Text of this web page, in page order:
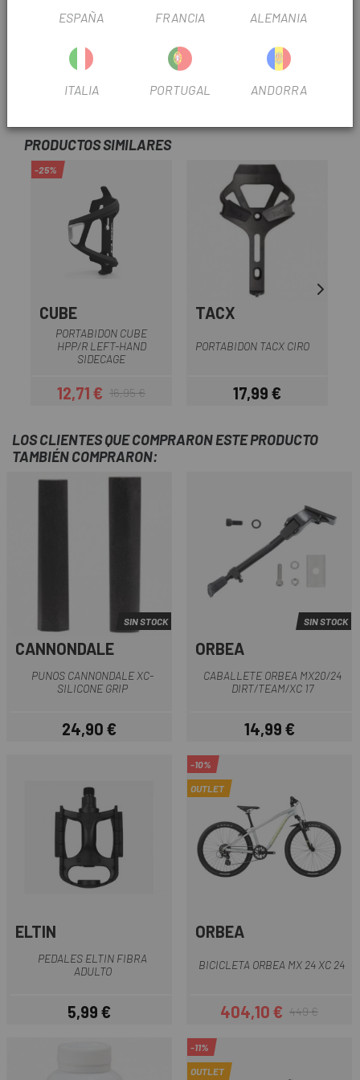
. Color: Negro
. Material: Plástico
PRODUCTOS SIMILARES
-25%
CUBE
PORTABIDON CUBE
HPP/R LEFT-HAND
SIDECAGE
Precio
12,71 €Precio regular
16,95 €
TACX
PORTABIDON TACX CIRO
Precio
17,99 €
LOS CLIENTES QUE COMPRARON ESTE PRODUCTO
TAMBIÉN COMPRARON:
SIN STOCK
CANNONDALE
PUNOS CANNONDALE XC-
SILICONE GRIP
Precio
24,90 €
SIN STOCK
ORBEA
CABALLETE ORBEA MX20/24
DIRT/TEAM/XC 17
Precio
14,99 €
ELTIN
PEDALES ELTIN FIBRA
ADULTO
Precio
5,99 €
-10%
OUTLET
ORBEA
BICICLETA ORBEA MX 24 XC 24
Precio
404,10 €Precio regular
449 €
-11%
OUTLET
ESPAÑA FRANCIA ALEMANIA
ITALIA PORTUGAL ANDORRA